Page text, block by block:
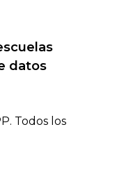
datos
Todos los